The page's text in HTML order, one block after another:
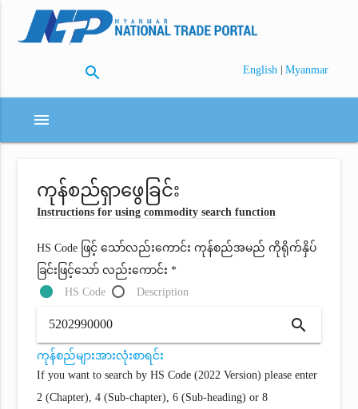
search English | Myanmar
menu
ကုန်စည်ရှာဖွေခြင်း
Instructions for using commodity search function
HS Code ဖြင့် သော်လည်းကောင်း ကုန်စည်အမည် ကိုရိုက်နှိပ်
ခြင်းဖြင့်သော် လည်းကောင်း *
HS Code
Description
search
ကုန်စည်များအားလုံးစာရင်း
If you want to search by HS Code (2022 Version) please enter
2 (Chapter), 4 (Sub-chapter), 6 (Sub-heading) or 8